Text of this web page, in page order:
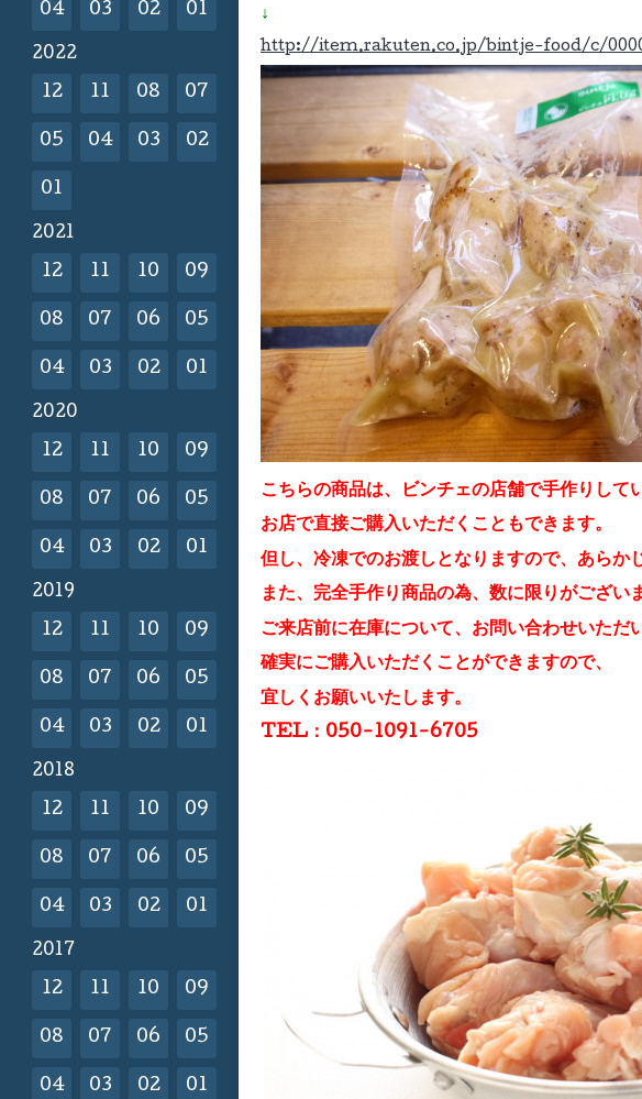
↓
http://item.rakuten.co.jp/bintje-food/c/
こちらの商品は、ビンチェの店舗で手作りして
お店で直接ご購入いただくこともできます。
但し、冷凍でのお渡しとなりますので、あらか
また、完全手作り商品の為、数に限りがござい
ご来店前に在庫について、お問い合わせいただ
確実にご購入いただくことができますので、
宜しくお願いいたします。
TEL：050-1091-6705
04 03 02 01
2022
12 11 08 07
05 04 03 02
01
2021
12 11 10 09
08 07 06 05
04 03 02 01
2020
12 11 10 09
08 07 06 05
04 03 02 01
2019
12 11 10 09
08 07 06 05
04 03 02 01
2018
12 11 10 09
08 07 06 05
04 03 02 01
2017
12 11 10 09
08 07 06 05
04 03 02 01